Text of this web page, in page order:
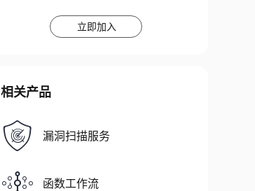
立即加入
相关产品
漏洞扫描服务
函数工作流